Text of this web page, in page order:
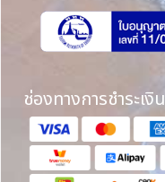
ช่องทางการชำระเงิน